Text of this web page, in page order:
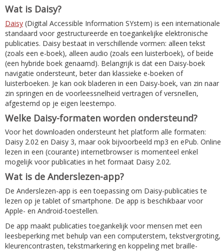
Wat is Daisy?
Daisy (Digital Accessible Information SYstem) is een internationale
standaard voor gestructureerde en toegankelijke elektronische
publicaties. Daisy bestaat in verschillende vormen: alleen tekst
(zoals een e-boek), alleen audio (zoals een luisterboek), of beide
(een hybride boek genaamd). Belangrijk is dat een Daisy-boek
navigatie ondersteunt, beter dan klassieke e-boeken of
luisterboeken. Je kan ook bladeren in een Daisy-boek, van zin naar
zin springen en de voorleessnelheid vertragen of versnellen,
afgestemd op je eigen leestempo.
Welke Daisy-formaten worden ondersteund?
Voor het downloaden ondersteunt het platform alle formaten:
Daisy 2.02 en Daisy 3, maar ook bijvoorbeeld mp3 en ePub. Online
lezen in een (courante) internetbrowser is momenteel enkel
mogelijk voor publicaties in het formaat Daisy 2.02.
Wat is de Anderslezen-app?
De Anderslezen-app is een toepassing om Daisy-publicaties te
lezen op je tablet of smartphone. De app is beschikbaar voor
Apple- en Android-toestellen.
De app maakt publicaties toegankelijk voor mensen met een
leesbeperking met behulp van een computerstem, tekstvergroting,
kleurencontrasten, tekstmarkering en koppeling met braille-